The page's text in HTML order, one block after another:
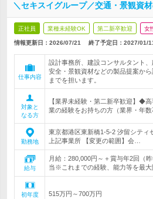
＼セキスイグループ／交通・景観資材
正社員 業種未経験OK 第二新卒歓迎 女
情報更新日：2026/07/21 終了予定日： 2027/01/
仕事内容
設計事務所、建設コンサルタント
安全・景観資材などの製品提案から
までを担います。
対象と
なる方
【業界未経験・第二新卒歓迎】◆
業の経験をお持ちの方（業界・年
勤務地
東京都港区東新橋1-5-2 汐留シティ
上記事業所 【変更の範囲】会…
給与
月給：280,000円～＋賞与年2回（
当※これまでの経験、能力等を最大
初年度
515万円～700万円